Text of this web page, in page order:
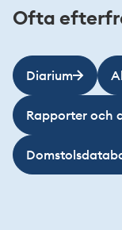
Ofta
Diarium
Rapporter och